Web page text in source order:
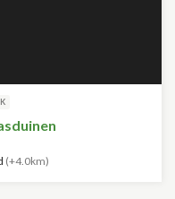
(+4.0km)